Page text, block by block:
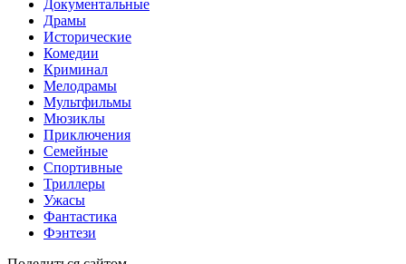
Документальные
Драмы
Исторические
Комедии
Криминал
Мелодрамы
Мультфильмы
Мюзиклы
Приключения
Семейные
Спортивные
Триллеры
Ужасы
Фантастика
Фэнтези